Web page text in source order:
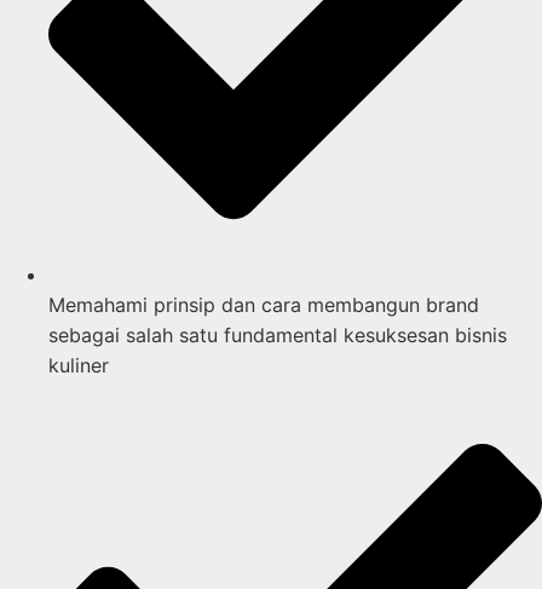
Memahami prinsip dan cara membangun brand
sebagai salah satu fundamental kesuksesan bisnis
kuliner